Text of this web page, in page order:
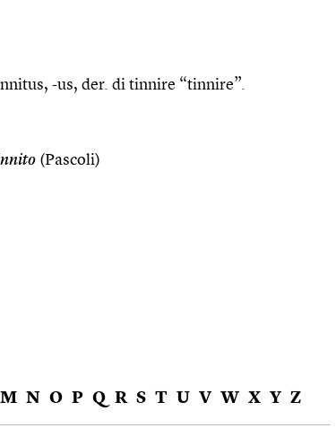
-us, der. di tinnire “tinnire”.
(Pascoli)
M N O P Q R S T U V W X Y Z